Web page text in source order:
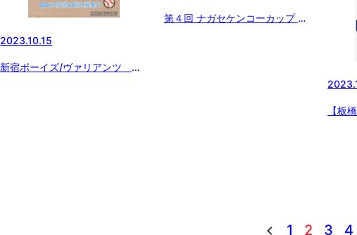
2023.10.15
新宿ボーイズ/ヴァリアンツ 合
第４回 ナガセケンコーカップ 日
【板
1 2 3 4